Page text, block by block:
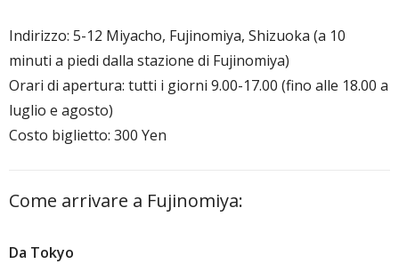
Indirizzo: 5-12 Miyacho, Fujinomiya, Shizuoka (a 10
minuti a piedi dalla stazione di Fujinomiya)
Orari di apertura: tutti i giorni 9.00-17.00 (fino alle 18.00 a
luglio e agosto)
Costo biglietto: 300 Yen
Come arrivare a Fujinomiya:
Da Tokyo